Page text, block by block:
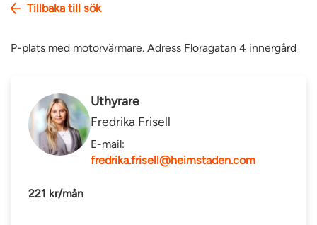
Tillbaka till sök
P-plats med motorvärmare. Adress Floragatan 4 innergård
Uthyrare
Fredrika Frisell
E-mail:
fredrika.frisell@heimstaden.com
221 kr/mån